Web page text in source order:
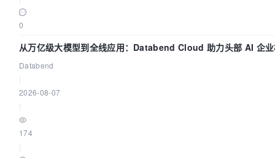
0
从万亿级大模型到全线应用：Databend Cloud 助力头部 AI 企
数据管道
Databend
2026-08-07
174